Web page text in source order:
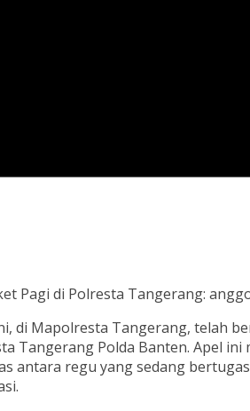
Pagi di Polresta Tangerang:
di Mapolresta Tangerang, telah
Tangerang Polda Banten. Apel
antara regu yang sedang